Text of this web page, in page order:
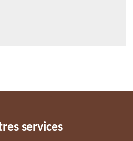
services